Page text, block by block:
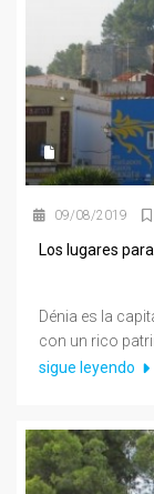
09/08/2019
Los lugares
Dénia es la
con un rico
sigue leyendo